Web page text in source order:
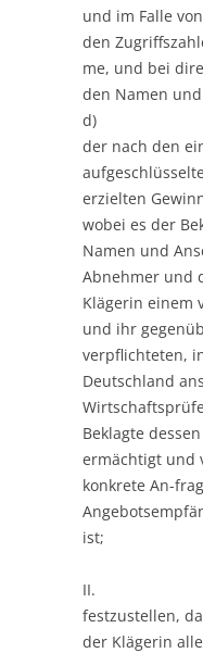
und im Falle
den
me, und bei
den Namen
d)
der nach den
erzielten
wobei es der
Namen und
Abnehmer und
Klägerin einem
und ihr
verpflichteten,
Deutschland
Beklagte
ermächtigt und
konkrete An-
ist;
II.
festzustellen,
der Klägerin